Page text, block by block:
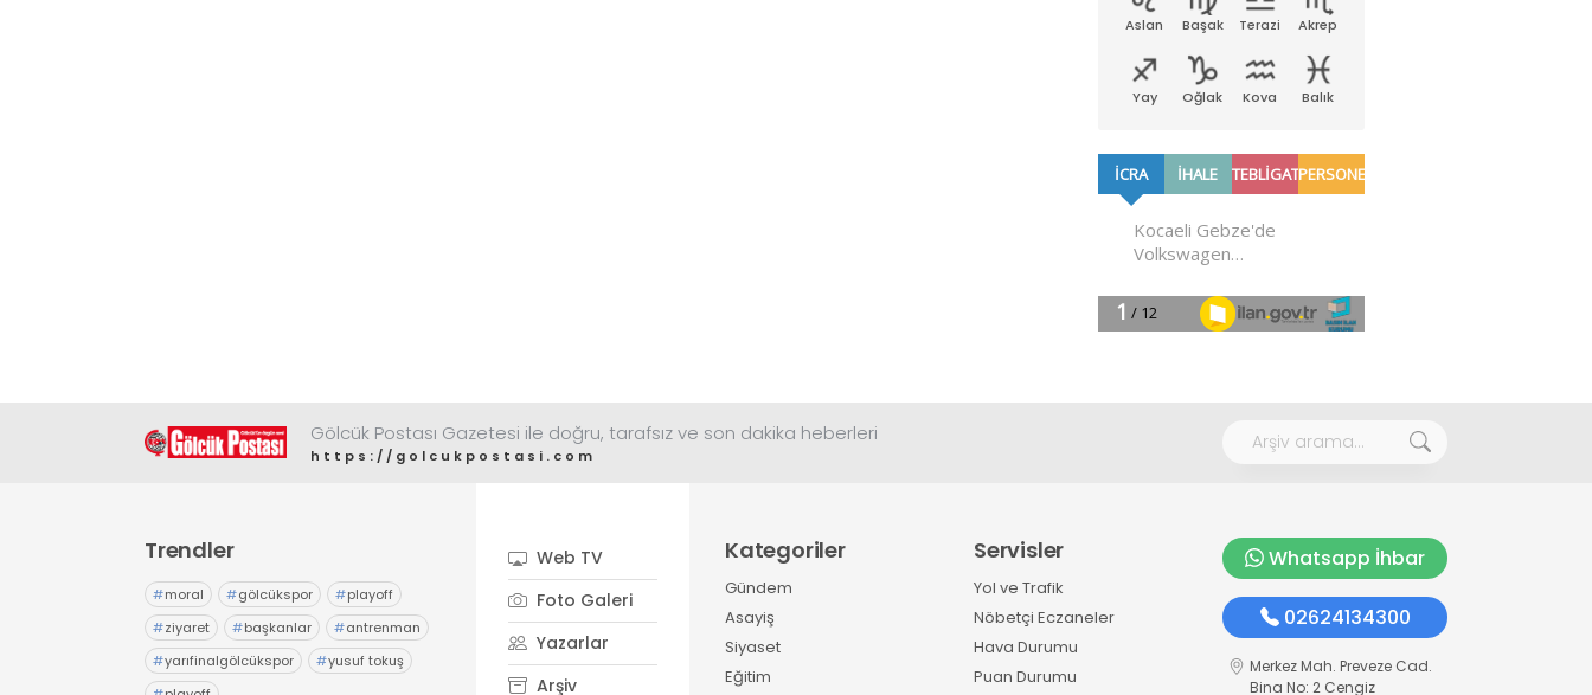
Aslan Başak Terazi Akrep
Yay Oğlak Kova Balık
Gölcük Postası Gazetesi ile doğru, tarafsız ve son dakika heberleri
https://golcukpostasi.com
Trendler
#moral #gölcükspor #playoff
#ziyaret #başkanlar #antrenman
#yarıfinalgölcükspor #yusuf tokuş
Web TV
Foto Galeri
Yazarlar
Arşiv
Kategoriler
Gündem
Asayiş
Siyaset
Eğitim
Servisler
Yol ve Trafik
Nöbetçi Eczaneler
Hava Durumu
Puan Durumu
Whatsapp İhbar
02624134300
Merkez Mah. Preveze Cad.
Bina No: 2 Cengiz